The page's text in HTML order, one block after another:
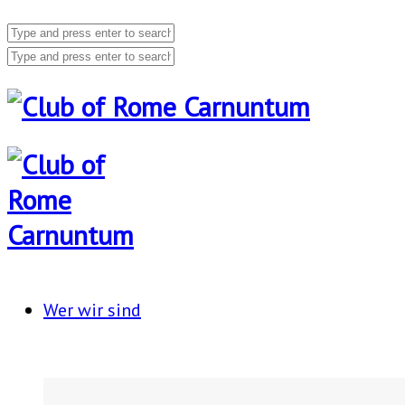
Wer wir sind